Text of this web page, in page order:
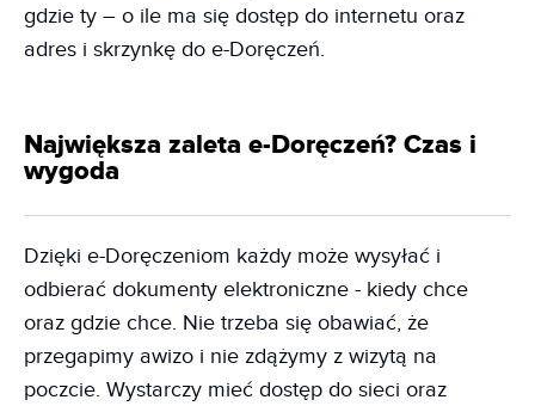
gdzie ty – o ile ma się dostęp do internetu oraz
adres i skrzynkę do e-Doręczeń.
Największa zaleta e-Doręczeń? Czas i
wygoda
Dzięki e-Doręczeniom każdy może wysyłać i
odbierać dokumenty elektroniczne - kiedy chce
oraz gdzie chce. Nie trzeba się obawiać, że
przegapimy awizo i nie zdążymy z wizytą na
poczcie. Wystarczy mieć dostęp do sieci oraz